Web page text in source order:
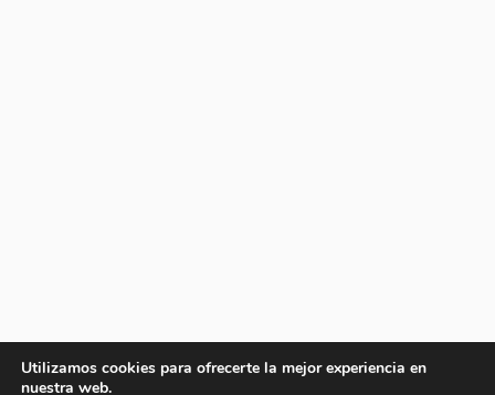
Utilizamos cookies para ofrecerte la mejor experiencia en
nuestra web.